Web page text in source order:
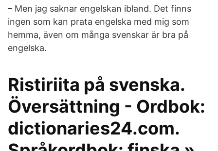
– Men jag saknar engelskan ibland. Det finns
ingen som kan prata engelska med mig som
hemma, även om många svenskar är bra på
engelska.
Ristiriita på svenska.
Översättning - Ordbok:
dictionaries24.com.